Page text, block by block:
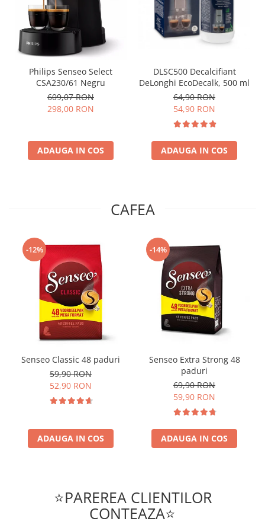
Philips Senseo Select
CSA230/61 Negru
609,07 RON
298,00 RON
ADAUGA IN COS
DLSC500 Decalcifiant
DeLonghi EcoDecalk, 500 ml
64,90 RON
54,90 RON
ADAUGA IN COS
CAFEA
-12%
Senseo Classic 48 paduri
59,90 RON
52,90 RON
ADAUGA IN COS
-14%
Senseo Extra Strong 48
paduri
69,90 RON
59,90 RON
ADAUGA IN COS
⭐PAREREA CLIENTILOR
CONTEAZA⭐